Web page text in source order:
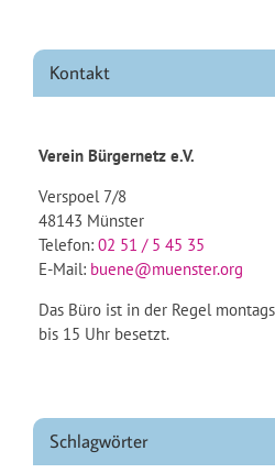
Kontakt
Verein Bürgernetz e.V.
Verspoel 7/8
48143 Münster
Telefon: 02 51 / 5 45 35
E-Mail: buene@muenster.org
Das Büro ist in der Regel
bis 15 Uhr besetzt.
Schlagwörter